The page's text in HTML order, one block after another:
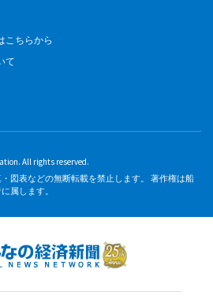
こちらから
て
All rights reserved.
図表などの無断転載を禁止します。 著作権は船
属します。